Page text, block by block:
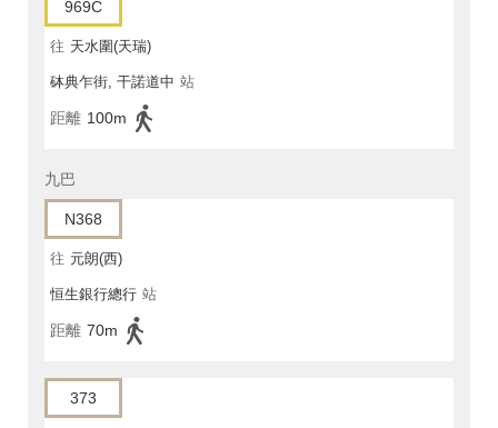
969C
往 天水圍(天瑞)
砵典乍街, 干諾道中 站
距離 100m
九巴
N368
往 元朗(西)
恒生銀行總行 站
距離 70m
373